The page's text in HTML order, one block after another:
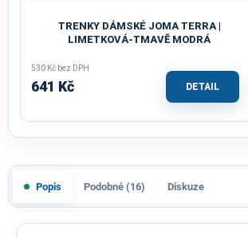
TRENKY DÁMSKÉ JOMA TERRA |
LIMETKOVÁ-TMAVĚ MODRÁ
530 Kč bez DPH
641 Kč DETAIL
Popis Podobné (16) Diskuze